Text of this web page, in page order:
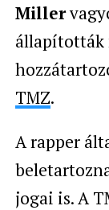
Miller
állapították
TMZ.
A rapper
jogai is. A